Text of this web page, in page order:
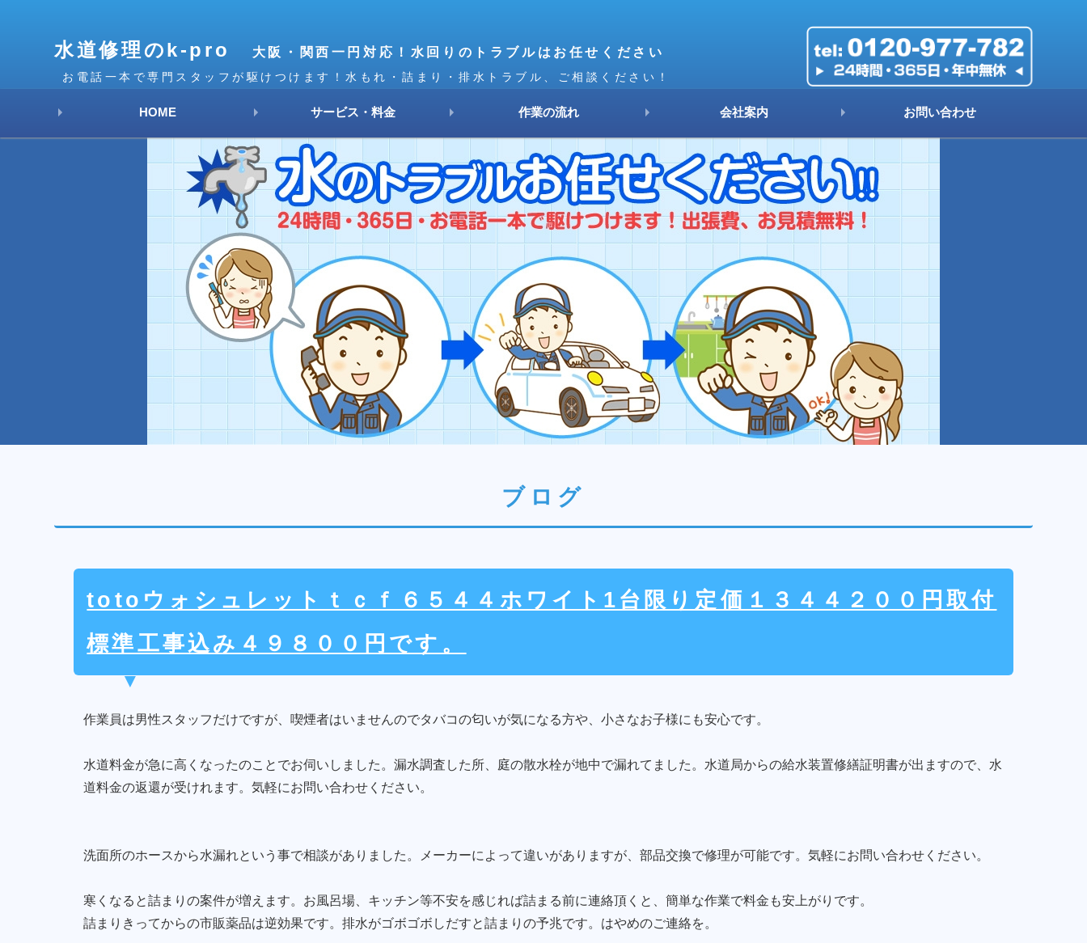
水道修理のk-pro 大阪・関西一円対応！水回りのトラブルはお任せください
お電話一本で専門スタッフが駆けつけます！水もれ・詰まり・排水トラブル、ご相談ください！
HOME サービス・料金 作業の流れ 会社案内 お問い合わせ
ブログ
totoウォシュレットｔｃｆ６５４４ホワイト1台限り定価１３４４２００円取付
標準工事込み４９８００円です。
作業員は男性スタッフだけですが、喫煙者はいませんのでタバコの匂いが気になる方や、小さなお子様にも安心です。
水道料金が急に高くなったのことでお伺いしました。漏水調査した所、庭の散水栓が地中で漏れてました。水道局からの給水装置修繕証明書が出ますので、水
道料金の返還が受けれます。気軽にお問い合わせください。
洗面所のホースから水漏れという事で相談がありました。メーカーによって違いがありますが、部品交換で修理が可能です。気軽にお問い合わせください。
寒くなると詰まりの案件が増えます。お風呂場、キッチン等不安を感じれば詰まる前に連絡頂くと、簡単な作業で料金も安上がりです。
詰まりきってからの市販薬品は逆効果です。排水がゴボゴボしだすと詰まりの予兆です。はやめのご連絡を。